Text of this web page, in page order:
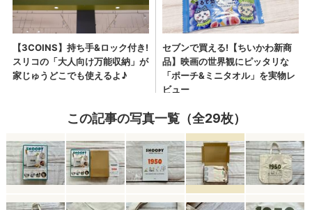
この記事の写真一覧（全29枚）